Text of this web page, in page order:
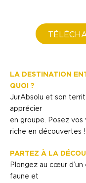
LA DESTINATION
QUOI ?
JurAbsolu et son
apprécier
en groupe. Posez vos
riche en découvertes !
PARTEZ À LA
Plongez au cœur
faune et